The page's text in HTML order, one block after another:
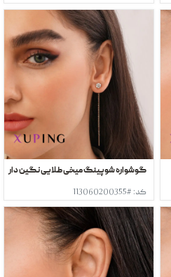
گوشواره شوپینگ میخی طلایی نگین دار
کد: #113060200355